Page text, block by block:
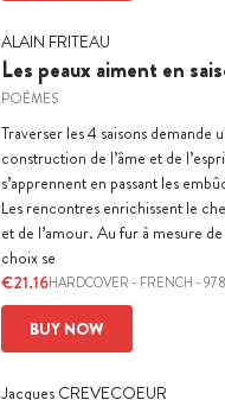
ALAIN FRITEAU
Les peaux aiment en
POÈMES
Traverser les 4 saisons demande
construction de l’âme et de
s’apprennent en passant les
Les rencontres enrichissent le
et de l’amour. Au fur à mesure
choix se
€21.16HARDCOVER - FRENCH -
BUY NOW
Jacques CREVECOEUR